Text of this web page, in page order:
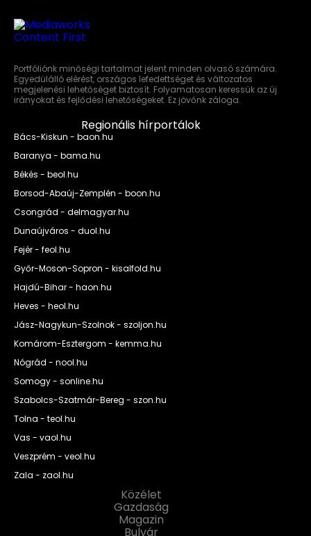
Portfóliónk minőségi tartalmat jelent minden olvasó számára.
Egyedülálló elérést, országos lefedettséget és változatos
megjelenési lehetőséget biztosít. Folyamatosan keressük az új
irányokat és fejlődési lehetőségeket. Ez jövőnk záloga.
Regionális hírportálok
Bács-Kiskun - baon.hu
Baranya - bama.hu
Békés - beol.hu
Borsod-Abaúj-Zemplén - boon.hu
Csongrád - delmagyar.hu
Dunaújváros - duol.hu
Fejér - feol.hu
Győr-Moson-Sopron - kisalfold.hu
Hajdú-Bihar - haon.hu
Heves - heol.hu
Jász-Nagykun-Szolnok - szoljon.hu
Komárom-Esztergom - kemma.hu
Nógrád - nool.hu
Somogy - sonline.hu
Szabolcs-Szatmár-Bereg - szon.hu
Tolna - teol.hu
Vas - vaol.hu
Veszprém - veol.hu
Zala - zaol.hu
Közélet
Gazdaság
Magazin
Bulvár